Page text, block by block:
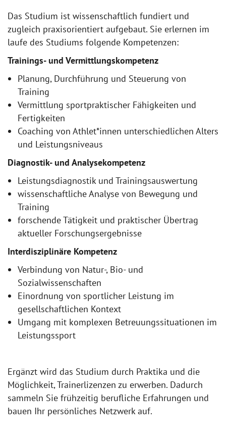
Das Studium ist wissenschaftlich fundiert und
zugleich praxisorientiert aufgebaut. Sie erlernen im
laufe des Studiums folgende Kompetenzen:
Trainings- und Vermittlungskompetenz
Planung, Durchführung und Steuerung von
Training
Vermittlung sportpraktischer Fähigkeiten und
Fertigkeiten
Coaching von Athlet*innen unterschiedlichen Alters
und Leistungsniveaus
Diagnostik- und Analysekompetenz
Leistungsdiagnostik und Trainingsauswertung
wissenschaftliche Analyse von Bewegung und
Training
forschende Tätigkeit und praktischer Übertrag
aktueller Forschungsergebnisse
Interdisziplinäre Kompetenz
Verbindung von Natur-, Bio- und
Sozialwissenschaften
Einordnung von sportlicher Leistung im
gesellschaftlichen Kontext
Umgang mit komplexen Betreuungssituationen im
Leistungssport
Ergänzt wird das Studium durch Praktika und die
Möglichkeit, Trainerlizenzen zu erwerben. Dadurch
sammeln Sie frühzeitig berufliche Erfahrungen und
bauen Ihr persönliches Netzwerk auf.